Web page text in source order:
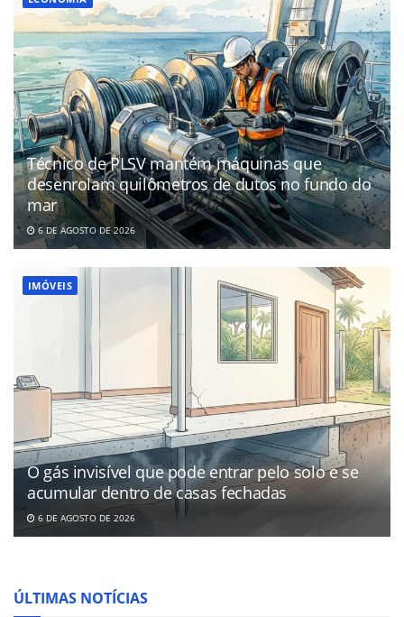
Técnico de PLSV mantém máquinas que
desenrolam quilômetros de dutos no fundo do
mar
6 DE AGOSTO DE 2026
IMÓVEIS
O gás invisível que pode entrar pelo solo e se
acumular dentro de casas fechadas
6 DE AGOSTO DE 2026
ÚLTIMAS NOTÍCIAS